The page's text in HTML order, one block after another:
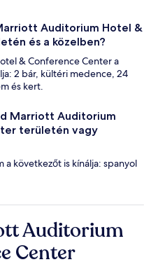
Auditorium Hotel &
és a közelben?
& Conference Center a
2 bár, kültéri medence, 24
és kert.
Marriott Auditorium
területén vagy
következőt is kínálja: spanyol
Auditorium
Center